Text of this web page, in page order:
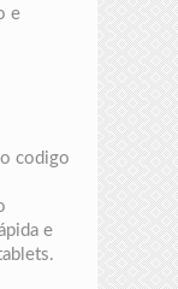
e
codigo
e